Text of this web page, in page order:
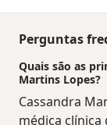
Perguntas
Quais são as
Martins Lopes?
Cassandra
médica clínica